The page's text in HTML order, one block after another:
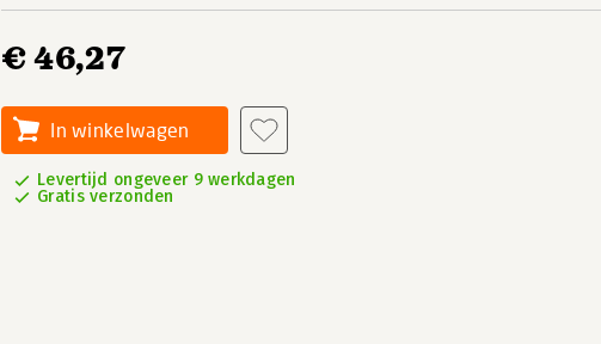
€ 46,27
In winkelwagen
Levertijd ongeveer 9 werkdagen
Gratis verzonden